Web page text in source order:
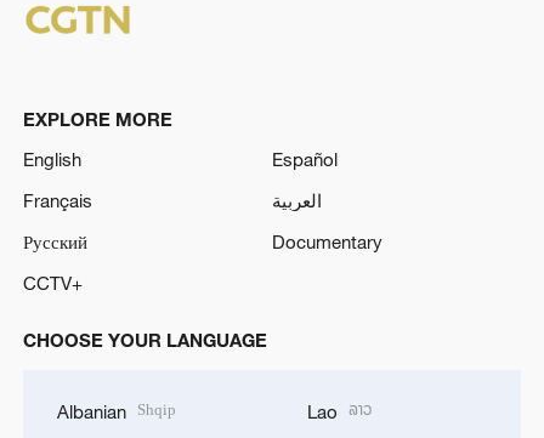
EXPLORE MORE
English
Español
Français
العربية
Русский
Documentary
CCTV+
CHOOSE YOUR LANGUAGE
Albanian Shqip Lao ລາວ